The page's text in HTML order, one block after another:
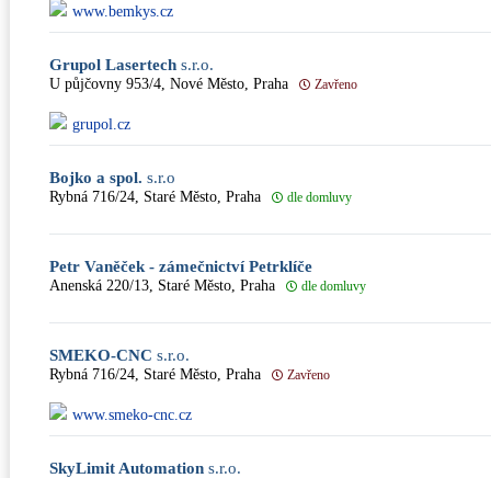
www.bemkys.cz
Grupol Lasertech s.r.o.
U půjčovny 953/4, Nové Město, Praha Zavřeno
grupol.cz
Bojko a spol. s.r.o
Rybná 716/24, Staré Město, Praha dle domluvy
Petr Vaněček - zámečnictví Petrklíče
Anenská 220/13, Staré Město, Praha dle domluvy
SMEKO-CNC s.r.o.
Rybná 716/24, Staré Město, Praha Zavřeno
www.smeko-cnc.cz
SkyLimit Automation s.r.o.